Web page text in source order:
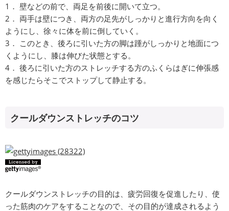
1． 壁などの前で、両足を前後に開いて立つ。
2． 両手は壁につき、両方の足先がしっかりと進行方向を向く
ようにし、徐々に体を前に倒していく。
3． このとき、後ろに引いた方の脚は踵がしっかりと地面につ
くようにし、膝は伸びた状態とする。
4． 後ろに引いた方のストレッチする方のふくらはぎに伸張感
を感じたらそこでストップして静止する。
クールダウンストレッチのコツ
クールダウンストレッチの目的は、疲労回復を促進したり、使
った筋肉のケアをすることなので、その目的が達成されるよう